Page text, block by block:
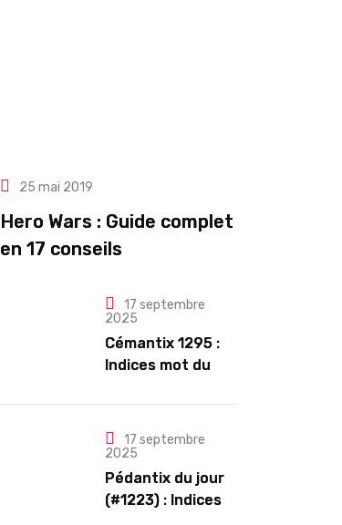
25 mai 2019
Hero Wars : Guide complet
en 17 conseils
17 septembre
2025
Cémantix 1295 :
Indices mot du
17 septembre
2025
Pédantix du jour
(#1223) : Indices